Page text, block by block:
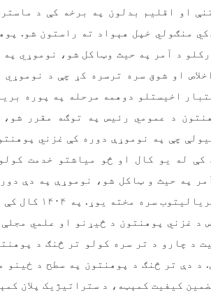
او اقلیم بدلون په برخه کې د
منګولي خپل هېواد ته راستون شو.
د آمر په حیث وټاکل شو، نوموړي
او شوق سره ترسره کړ چې د
اخیستلو دوهمه مرحله په پوره
د عمومي رئیس په توګه مقرر
چې په نوموړې دوره کې غزني
کې له یو کال او څو میاشتو خدمت
په حیث و ټاکل شو، نوموړې په دې
ماموریت په
د غزني پوهنتون د څیړنو او علمي
د چارو د تر سره کولو تر څنګ د
د دې تر څنګ د پوهنتون په سطح د ځینو
کیفیت کمېټه، د ستراتیژیک پلان